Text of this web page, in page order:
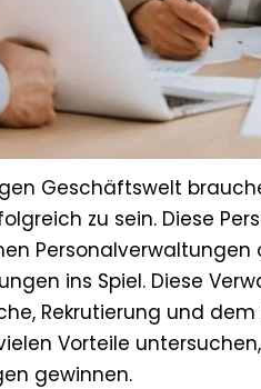
Geschäftswelt
zu sein. Diese
Personalverwaltungen
ins Spiel. Diese
Rekrutierung und
Vorteile
gewinnen.